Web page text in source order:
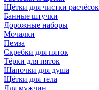
Щётки для чистки расчёсок
Банные штучки
Дорожные наборы
Мочалки
Пемза
Скребки для пяток
Тёрки для пяток
Шапочки для душа
Щётки для тела
Для мужчин